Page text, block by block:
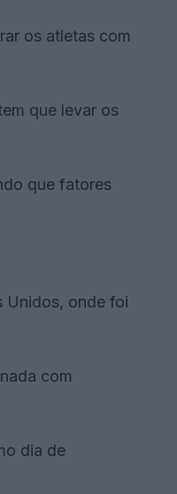
os atletas com
que levar os
que fatores
Unidos, onde foi
com
dia de